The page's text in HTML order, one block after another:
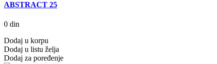
ABSTRACT 25
0 din
Dodaj u korpu
Dodaj u listu želja
Dodaj za poređenje